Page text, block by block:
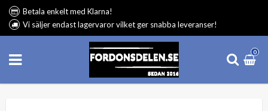
Betala enkelt med Klarna!
Vi säljer endast lagervaror vilket ger snabba leveranser!
0